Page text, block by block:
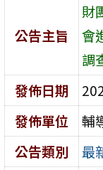
公告主旨
財
會
調
發佈日期
發佈單位
輔
公告類別
最